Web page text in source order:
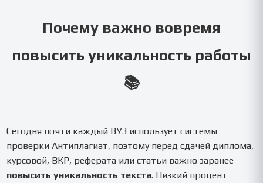
Почему важно вовремя
повысить уникальность работы
📚
Сегодня почти каждый ВУЗ использует системы
проверки Антиплагиат, поэтому перед сдачей диплома,
курсовой, ВКР, реферата или статьи важно заранее
повысить уникальность текста. Низкий процент